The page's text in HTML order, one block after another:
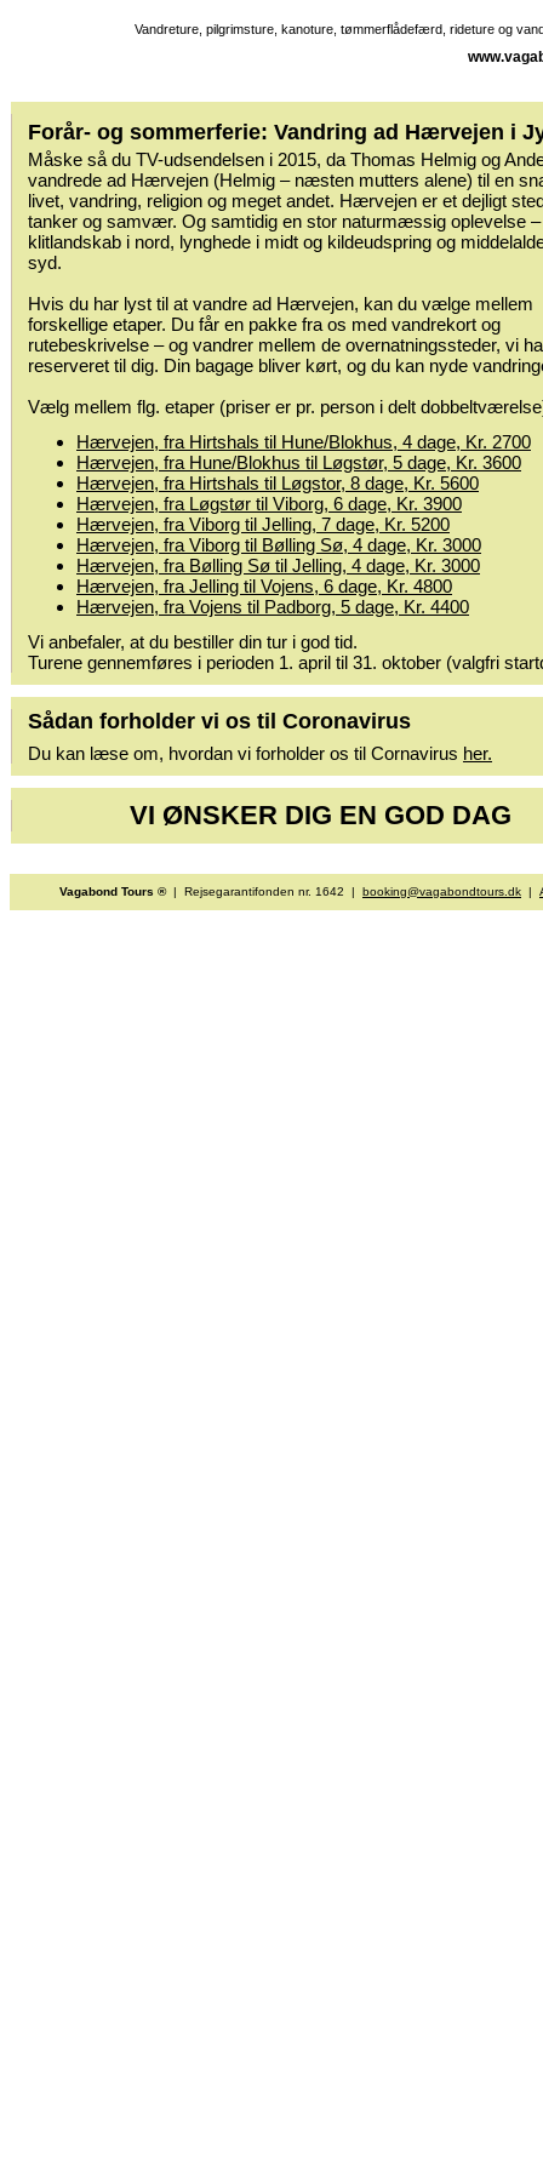
Vandreture, pilgrimsture, kanoture, tømmerflådefærd, rideture og
Forår- og sommerferie: Vandring ad Hærvejen i
Måske så du TV-udsendelsen i 2015, da Thomas Helmig og
vandrede ad Hærvejen (Helmig – næsten mutters alene) til en
livet, vandring, religion og meget andet. Hærvejen er et dejligt
tanker og samvær. Og samtidig en stor naturmæssig oplevelse
klitlandskab i nord, lynghede i midt og kildeudspring og
syd.
Hvis du har lyst til at vandre ad Hærvejen, kan du vælge mellem
forskellige etaper. Du får en pakke fra os med vandrekort og
rutebeskrivelse – og vandrer mellem de overnatningssteder, vi
reserveret til dig. Din bagage bliver kørt, og du kan nyde
Vælg mellem flg. etaper (priser er pr. person i delt
Hærvejen, fra Hirtshals til Hune/Blokhus, 4 dage, Kr. 2700
Hærvejen, fra Hune/Blokhus til Løgstør, 5 dage, Kr. 3600
Hærvejen, fra Hirtshals til Løgstor, 8 dage, Kr. 5600
Hærvejen, fra Løgstør til Viborg, 6 dage, Kr. 3900
Hærvejen, fra Viborg til Jelling, 7 dage, Kr. 5200
Hærvejen, fra Viborg til Bølling Sø, 4 dage, Kr. 3000
Hærvejen, fra Bølling Sø til Jelling, 4 dage, Kr. 3000
Hærvejen, fra Jelling til Vojens, 6 dage, Kr. 4800
Hærvejen, fra Vojens til Padborg, 5 dage, Kr. 4400
Vi anbefaler, at du bestiller din tur i god tid.
Turene gennemføres i perioden 1. april til 31. oktober (valgfri
Sådan forholder vi os til Coronavirus
Du kan læse om, hvordan vi forholder os til Cornavirus her.
VI ØNSKER DIG EN GOD DAG
Vagabond Tours ®| Rejsegarantifonden nr. 1642 | booking@vagabondtours.dk |